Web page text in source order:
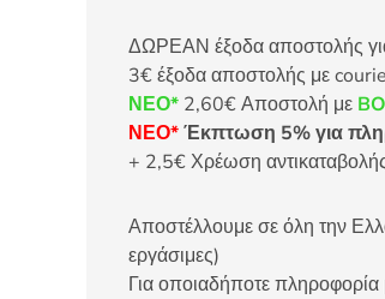
ΔΩΡΕΑΝ έξοδα αποστολής
3€ έξοδα αποστολής με
ΝΕΟ* 2,60€ Αποστολή με
ΝΕΟ*Έκπτωση 5% για
+ 2,5€ Χρέωση
Αποστέλλουμε σε όλη την
εργάσιμες)
Για οποιαδήποτε